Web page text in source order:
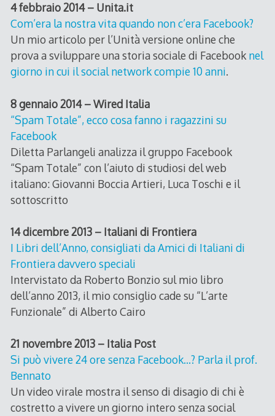
4 febbraio 2014 – Unita.it
Com’era la nostra vita quando non c’era Facebook?
Un mio articolo per l’Unità versione online che
prova a sviluppare una storia sociale di Facebook nel
giorno in cui il social network compie 10 anni.
8 gennaio 2014 – Wired Italia
“Spam Totale”, ecco cosa fanno i ragazzini su
Facebook
Diletta Parlangeli analizza il gruppo Facebook
“Spam Totale” con l’aiuto di studiosi del web
italiano: Giovanni Boccia Artieri, Luca Toschi e il
sottoscritto
14 dicembre 2013 – Italiani di Frontiera
I Libri dell’Anno, consigliati da Amici di Italiani di
Frontiera davvero speciali
Intervistato da Roberto Bonzio sul mio libro
dell’anno 2013, il mio consiglio cade su “L’arte
Funzionale” di Alberto Cairo
21 novembre 2013 – Italia Post
Si può vivere 24 ore senza Facebook…? Parla il prof.
Bennato
Un video virale mostra il senso di disagio di chi è
costretto a vivere un giorno intero senza social